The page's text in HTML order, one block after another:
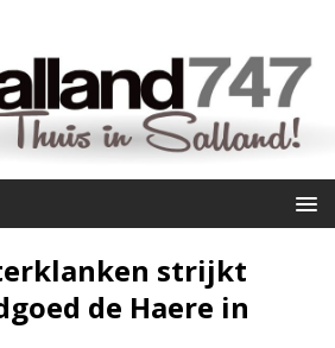
strijkt
de Haere in